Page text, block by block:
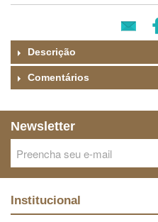
Descrição
Comentários
Newsletter
Institucional